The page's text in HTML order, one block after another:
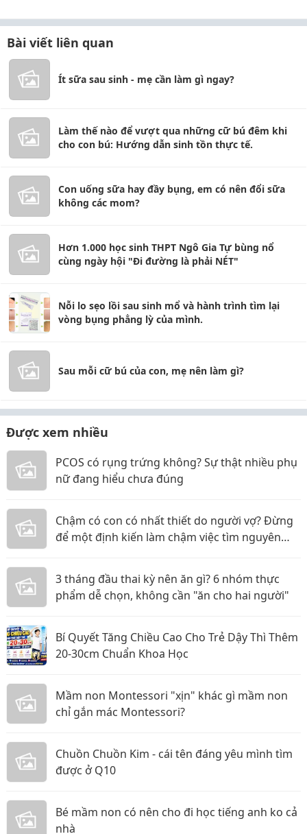
Bài viết liên quan
Ít sữa sau sinh - mẹ cần làm gì ngay?
Làm thế nào để vượt qua những cữ bú đêm khi
cho con bú: Hướng dẫn sinh tồn thực tế.
Con uống sữa hay đầy bụng, em có nên đổi sữa
không các mom?
Hơn 1.000 học sinh THPT Ngô Gia Tự bùng nổ
cùng ngày hội "Đi đường là phải NÉT"
Nỗi lo sẹo lồi sau sinh mổ và hành trình tìm lại
vòng bụng phẳng lỳ của mình.
Sau mỗi cữ bú của con, mẹ nên làm gì?
Được xem nhiều
PCOS có rụng trứng không? Sự thật nhiều phụ
nữ đang hiểu chưa đúng
Chậm có con có nhất thiết do người vợ? Đừng
để một định kiến làm chậm việc tìm nguyên
3 tháng đầu thai kỳ nên ăn gì? 6 nhóm thực
phẩm dễ chọn, không cần "ăn cho hai người"
Bí Quyết Tăng Chiều Cao Cho Trẻ Dậy Thì Thêm
20-30cm Chuẩn Khoa Học
Mầm non Montessori "xịn" khác gì mầm non
chỉ gắn mác Montessori?
Chuồn Chuồn Kim - cái tên đáng yêu mình tìm
được ở Q10
Bé mầm non có nên cho đi học tiếng anh ko cả
nhà